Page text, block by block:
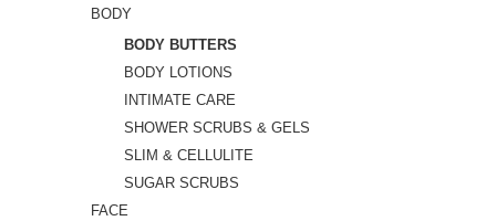
BODY
BODY BUTTERS
BODY LOTIONS
INTIMATE CARE
SHOWER SCRUBS & GELS
SLIM & CELLULITE
SUGAR SCRUBS
FACE